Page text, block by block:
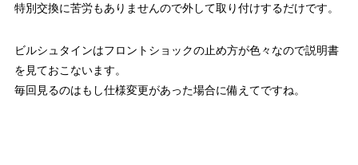
特別交換に苦労もありませんので外して取り付けするだけです。
ビルシュタインはフロントショックの止め方が色々なので説明書
を見ておこないます。
毎回見るのはもし仕様変更があった場合に備えてですね。